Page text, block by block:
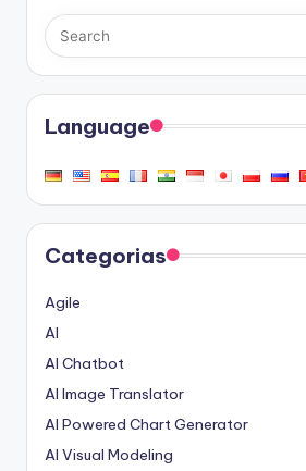
Language
Categorias
Agile
AI
AI Chatbot
AI Image Translator
AI Powered Chart Generator
AI Visual Modeling